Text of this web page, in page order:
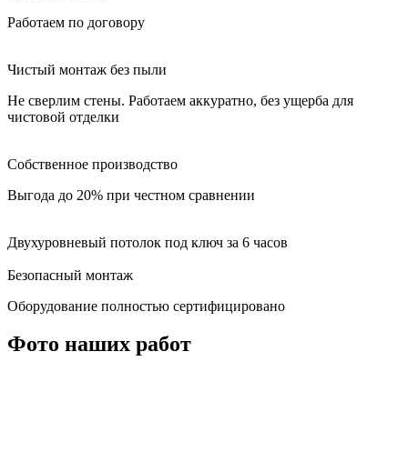
Работаем по договору
Чистый монтаж без пыли
Не сверлим стены. Работаем аккуратно, без ущерба для
чистовой отделки
Собственное производство
Выгода до 20% при честном сравнении
Двухуровневый потолок под ключ за 6 часов
Безопасный монтаж
Оборудование полностью сертифицировано
Фото наших работ